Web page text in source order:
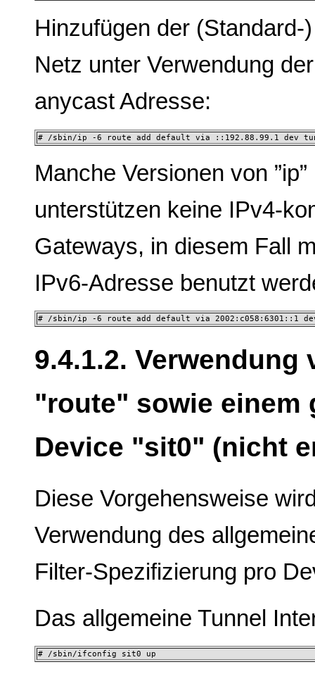
Hinzufügen der
Netz unter Verwendung
anycast Adresse:
# /sbin/ip -6 route add default via ::192.88.99.1 dev
Manche Versionen von
unterstützen keine IPv4-
Gateways, in diesem Fall
IPv6-Adresse benutzt
# /sbin/ip -6 route add default via 2002:c058:6301::1
9.4.1.2.
"route" sowie einem
Device "sit0" (nicht
Diese Vorgehensweise
Verwendung des
Filter-Spezifizierung pro
Das allgemeine Tunnel
# /sbin/ifconfig sit0 up